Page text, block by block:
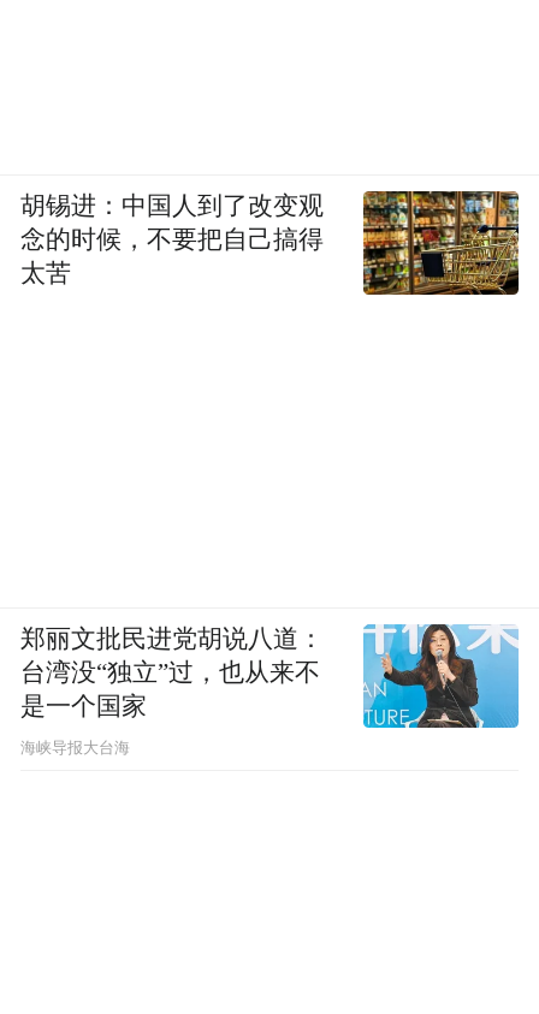
胡锡进：中国人到了改变观
念的时候，不要把自己搞得
太苦
郑丽文批民进党胡说八道：
台湾没“独立”过，也从来不
是一个国家
​海峡导报大台海